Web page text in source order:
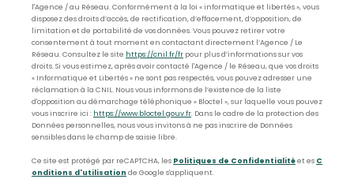
l'Agence / au Réseau. Conformément à la loi « informatique et libertés », vous
disposez des droits d’accès, de rectification, d’effacement, d’opposition, de
limitation et de portabilité de vos données. Vous pouvez retirer votre
consentement à tout moment en contactant directement l’Agence / Le
Réseau. Consultez le site https://cnil.fr/fr pour plus d’informations sur vos
droits. Si vous estimez, après avoir contacté l'Agence / le Réseau, que vos droits
« Informatique et Libertés » ne sont pas respectés, vous pouvez adresser une
réclamation à la CNIL. Nous vous informons de l’existence de la liste
d'opposition au démarchage téléphonique « Bloctel », sur laquelle vous pouvez
vous inscrire ici : https://www.bloctel.gouv.fr. Dans le cadre de la protection des
Données personnelles, nous vous invitons à ne pas inscrire de Données
sensibles dans le champ de saisie libre.
Ce site est protégé par reCAPTCHA, les Politiques de Confidentialitéet es C
onditions d'utilisation de Google s'appliquent.